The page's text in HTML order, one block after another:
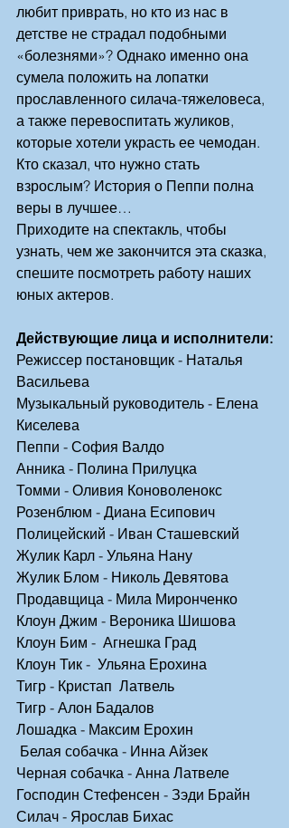
любит приврать, но кто из нас в
детстве не страдал подобными
«болезнями»? Однако именно она
сумела положить на лопатки
прославленного силача-тяжеловеса,
а также перевоспитать жуликов,
которые хотели украсть ее чемодан.
Кто сказал, что нужно стать
взрослым? История о Пеппи полна
веры в лучшее…
Приходите на спектакль, чтобы
узнать, чем же закончится эта сказка,
спешите посмотреть работу наших
юных актеров.
Действующие лица и исполнители:
Режиссер постановщик - Наталья
Васильева
Музыкальный руководитель - Елена
Киселева
Пеппи - София Валдо
Анника - Полина Прилуцка
Томми - Оливия Коноволенокс
Розенблюм - Диана Есипович
Полицейский - Иван Сташевский
Жулик Карл - Ульяна Нану
Жулик Блом - Николь Девятова
Продавщица - Мила Миронченко
Клоун Джим - Вероника Шишова
Клоун Бим -  Агнешка Град
Клоун Тик -  Ульяна Ерохина
Тигр - Кристап  Латвель
Тигр - Алон Бадалов
Лошадка - Максим Ерохин
Белая собачка - Инна Айзек
Черная собачка - Анна Латвеле
Господин Стефенсен - Зэди Брайн
Силач - Ярослав Бихас